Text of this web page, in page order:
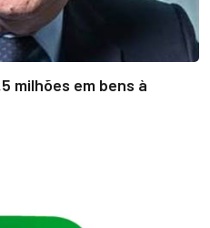
milhões em bens à